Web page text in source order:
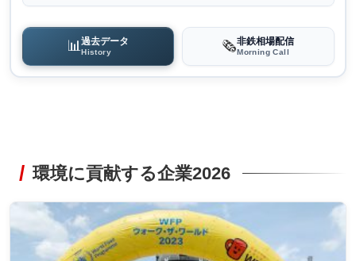
📊過去データ
History 🗞️非鉄相場配信
Morning Call
環境に貢献する企業2026